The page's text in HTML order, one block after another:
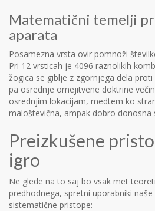
Matematični temelji
aparata
Posamezna vrsta ovir pomnoži
Pri 12 vrsticah je 4096 raznolikih
žogica se giblje z zgornjega dela proti
pa osrednje omejitvene doktrine
osrednjim lokacijam, medtem ko
maloštevična, ampak dobro donosna
Preizkušene
igro
Ne glede na to saj bo vsak met
predhodnega, spretni uporabniki
sistematične pristope: